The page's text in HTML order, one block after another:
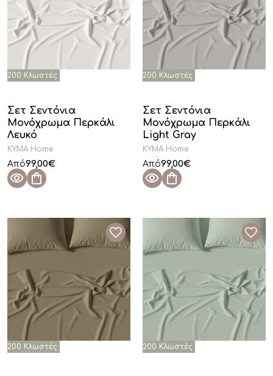
Φούξια
Μοβ (6)
Μαύρο
Πορτοκαλί
Μπορντώ (1)
Σετ Σεντόνια
Μονόχρωμα Περκάλι
Λευκό
KYMA Home
Από99,00€
Σετ Σεντόνια
Μονόχρωμα Περκάλι
Light Gray
KYMA Home
Από99,00€